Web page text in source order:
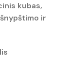
kubas,
ir